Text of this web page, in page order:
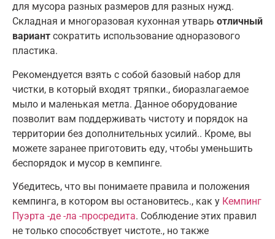
для мусора разных размеров для разных нужд.
Складная и многоразовая кухонная утварь отличный
вариант сократить использование одноразового
пластика.
Рекомендуется взять с собой базовый набор для
чистки, в который входят тряпки., биоразлагаемое
мыло и маленькая метла. Данное оборудование
позволит вам поддерживать чистоту и порядок на
территории без дополнительных усилий.. Кроме, вы
можете заранее приготовить еду, чтобы уменьшить
беспорядок и мусор в кемпинге.
Убедитесь, что вы понимаете правила и положения
кемпинга, в котором вы остановитесь., как у Кемпинг
Пуэрта -де -ла -просредита. Соблюдение этих правил
не только способствует чистоте., но также